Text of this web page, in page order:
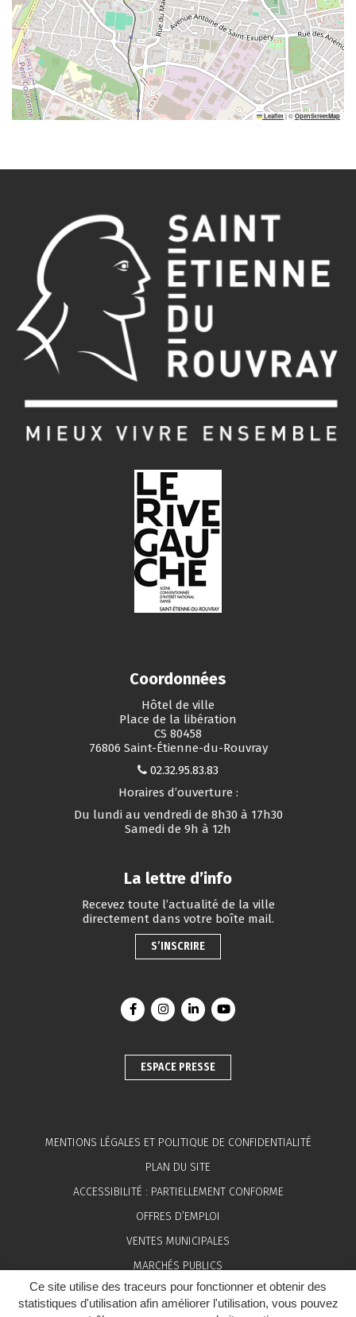
Ce site utilise des traceurs pour fonctionner et obtenir des
statistiques d'utilisation afin améliorer l'utilisation, vous pouvez
Leaflet |© OpenStreetMap
Coordonnées
Hôtel de ville
Place de la libération
CS 80458
76806 Saint-Étienne-du-Rouvray
02.32.95.83.83
Horaires d’ouverture :
Du lundi au vendredi de 8h30 à 17h30
Samedi de 9h à 12h
La lettre d’info
Recevez toute l’actualité de la ville
directement dans votre boîte mail.
S’INSCRIRE
Lien vers le compte Facebook
Lien vers le compte Instagram
Lien vers le compte Linkedin
Lien vers la chaîne
ESPACE PRESSE
MENTIONS LÉGALES ET POLITIQUE DE CONFIDENTIALITÉ
PLAN DU SITE
ACCESSIBILITÉ : PARTIELLEMENT CONFORME
OFFRES D’EMPLOI
VENTES MUNICIPALES
MARCHÉS PUBLICS
ESPACE PRESSE